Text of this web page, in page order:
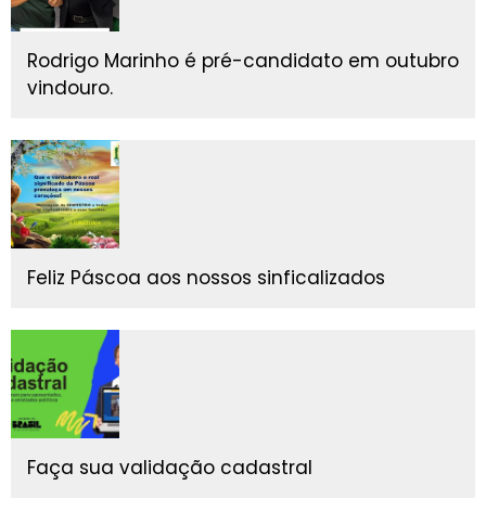
Rodrigo Marinho é pré-candidato em outubro
vindouro.
Feliz Páscoa aos nossos sinficalizados
Faça sua validação cadastral